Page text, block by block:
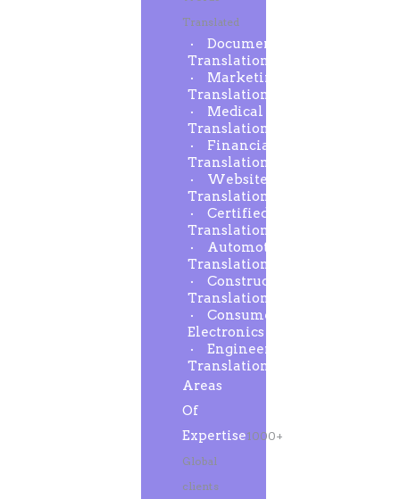
Translated
Document
Translation
Marketing
Translation
Medical
Translation
Financial
Translation
Website
Translation
Certified
Translation
Automotive
Translation
Construction
Translation
Consumer
Electronics
Engineering
Translation
Areas
Of
Expertise1000+
Global
clients